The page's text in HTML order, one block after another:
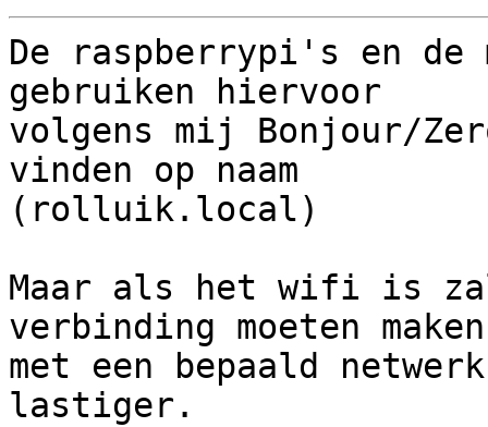
De raspberrypi's en de
gebruiken hiervoor
volgens mij Bonjour/
vinden op naam
(rolluik.local)
Maar als het wifi is
verbinding moeten maken
met een bepaald
lastiger.